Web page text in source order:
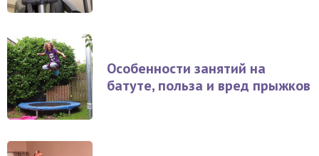
Особенности занятий на
батуте, польза и вред прыжков